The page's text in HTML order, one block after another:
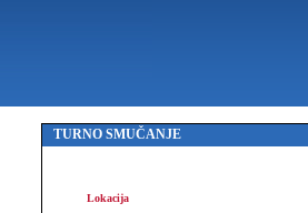
TURNO SMUČANJE
Lokacija